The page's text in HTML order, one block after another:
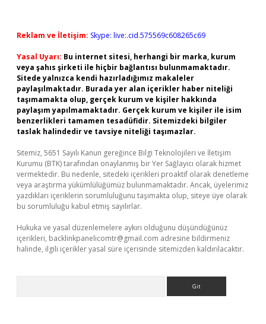
Reklam ve İletişim: Skype: live:.cid.575569c608265c69
Yasal Uyarı: Bu internet sitesi, herhangi bir marka, kurum
veya şahıs şirketi ile hiçbir bağlantısı bulunmamaktadır.
Sitede yalnızca kendi hazırladığımız makaleler
paylaşılmaktadır. Burada yer alan içerikler haber niteliği
taşımamakta olup, gerçek kurum ve kişiler hakkında
paylaşım yapılmamaktadır. Gerçek kurum ve kişiler ile isim
benzerlikleri tamamen tesadüfidir. Sitemizdeki bilgiler
taslak halindedir ve tavsiye niteliği taşımazlar.
Sitemiz, 5651 Sayılı Kanun gereğince Bilgi Teknolojileri ve İletişim
Kurumu (BTK) tarafından onaylanmış bir Yer Sağlayıcı olarak hizmet
vermektedir. Bu nedenle, sitedeki içerikleri proaktif olarak denetleme
veya araştırma yükümlülüğümüz bulunmamaktadır. Ancak, üyelerimiz
yazdıkları içeriklerin sorumluluğunu taşımakta olup, siteye üye olarak
bu sorumluluğu kabul etmiş sayılırlar.
Hukuka ve yasal düzenlemelere aykırı olduğunu düşündüğünüz
içerikleri, backlinkpanelicomtr@gmail.com adresine bildirmeniz
halinde, ilgili içerikler yasal süre içerisinde sitemizden kaldırılacaktır.